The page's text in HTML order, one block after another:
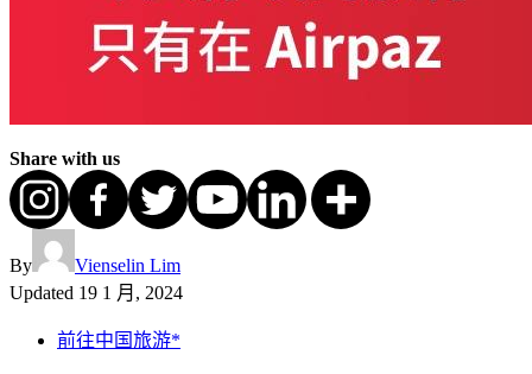
Share with us
By
Vienselin Lim
Updated 19 1 月, 2024
前往中国旅游*